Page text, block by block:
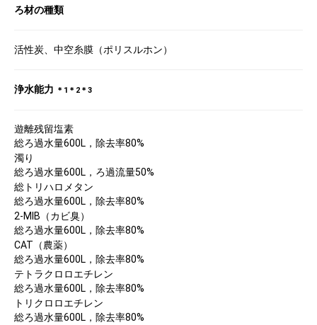
ろ材の種類
活性炭、中空糸膜（ポリスルホン）
浄水能力 ＊1＊2＊3
遊離残留塩素
総ろ過水量600L，除去率80%
濁り
総ろ過水量600L，ろ過流量50%
総トリハロメタン
総ろ過水量600L，除去率80%
2-MIB（カビ臭）
総ろ過水量600L，除去率80%
CAT（農薬）
総ろ過水量600L，除去率80%
テトラクロロエチレン
総ろ過水量600L，除去率80%
トリクロロエチレン
総ろ過水量600L，除去率80%